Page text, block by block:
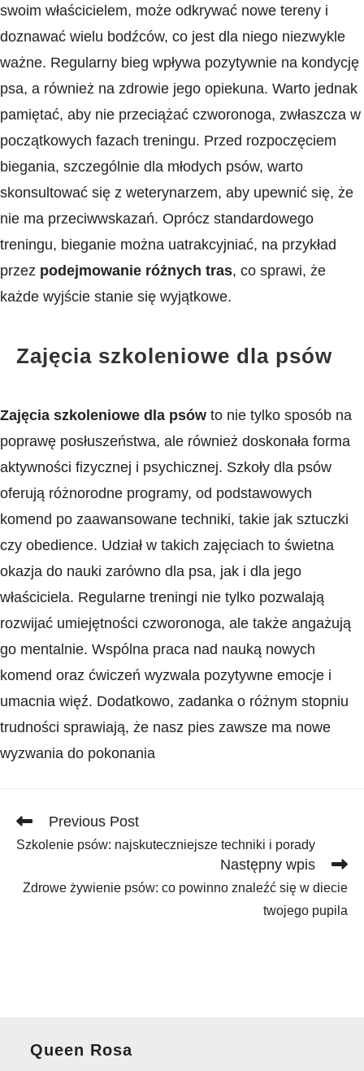
swoim właścicielem, może odkrywać nowe tereny i
doznawać wielu bodźców, co jest dla niego‍ niezwykle
ważne. Regularny bieg wpływa pozytywnie na kondycję
psa, ‍a również na zdrowie jego opiekuna. Warto jednak
pamiętać, aby‌ nie przeciążać czworonoga, zwłaszcza w‍
początkowych fazach treningu. Przed rozpoczęciem​
biegania, szczególnie dla młodych psów, warto
skonsultować się z weterynarzem, aby upewnić się, że
nie ‌ma przeciwwskazań. Oprócz standardowego
treningu, bieganie można uatrakcyjniać, na przykład
przez podejmowanie różnych⁢ tras, co sprawi, że
każde wyjście stanie się wyjątkowe.
Zajęcia szkoleniowe dla psów
Zajęcia szkoleniowe dla psów to nie tylko sposób na
poprawę posłuszeństwa, ale również ‌doskonała forma
aktywności fizycznej i psychicznej. ​Szkoły⁢ dla psów
oferują różnorodne ‍programy, od podstawowych
komend ​po zaawansowane techniki, takie jak sztuczki
czy obedience. Udział ⁢w takich zajęciach to świetna
okazja do nauki zarówno dla ‍psa, ‌jak i dla jego
właściciela. Regularne treningi nie tylko pozwalają
rozwijać⁤ umiejętności⁤ czworonoga, ale także ⁤angażują
go mentalnie. Wspólna praca nad nauką nowych
komend oraz ćwiczeń wyzwala pozytywne emocje i
umacnia więź. Dodatkowo, zadanka o różnym stopniu
trudności sprawiają, że nasz pies zawsze ma nowe
wyzwania do pokonania
Read
articles
Previous Post
Szkolenie psów: najskuteczniejsze techniki i porady
Następny wpis
Zdrowe żywienie psów: co powinno znaleźć się w diecie
twojego pupila
Queen Rosa